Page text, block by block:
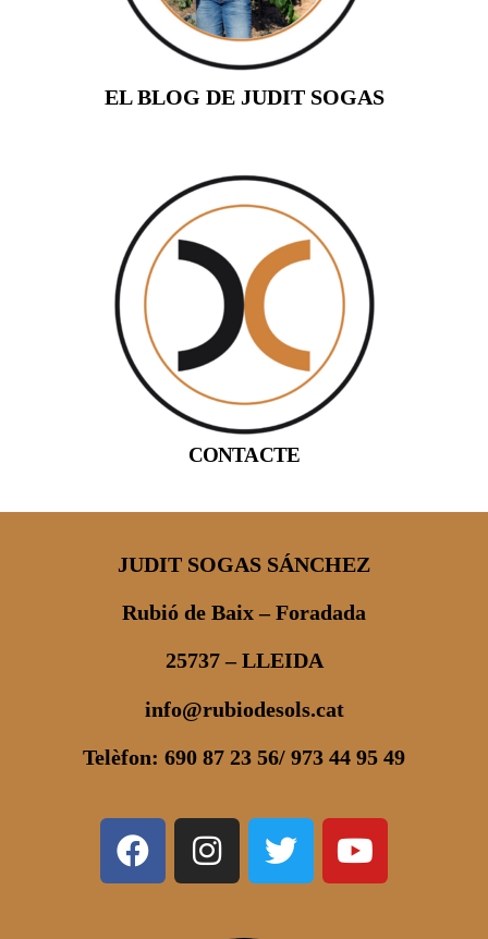
EL BLOG DE JUDIT SOGAS
CONTACTE
JUDIT SOGAS SÁNCHEZ
Rubió de Baix – Foradada
25737 – LLEIDA
info@rubiodesols.cat
Telèfon: 690 87 23 56/ 973 44 95 49